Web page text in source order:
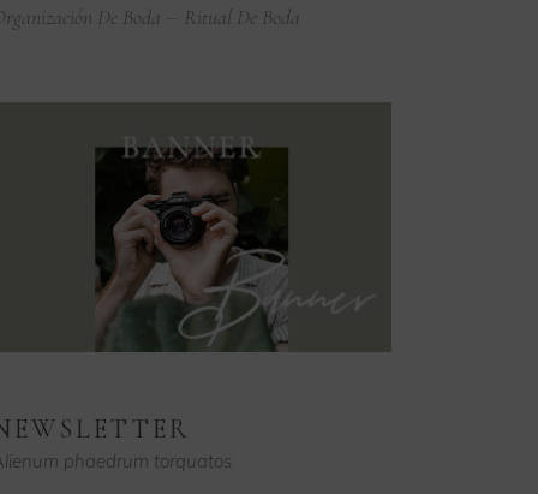
De Boda
Ritual De Boda
phaedrum torquatos